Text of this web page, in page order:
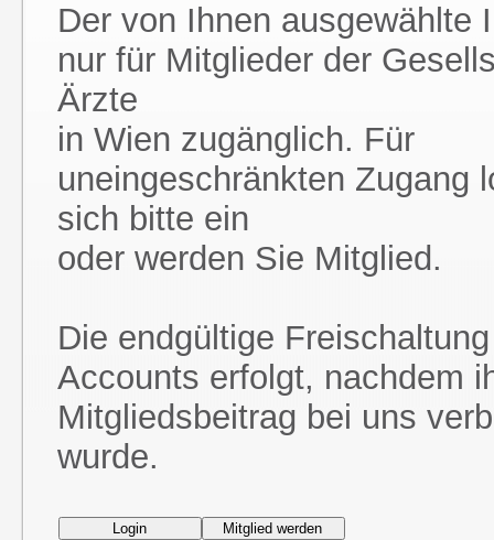
Der von Ihnen ausgewählte
nur für Mitglieder der
Ärzte
in Wien zugänglich. Für
uneingeschränkten Zugang
sich bitte ein
oder werden Sie Mitglied.
Die endgültige
Accounts erfolgt, nachdem
Mitgliedsbeitrag bei uns
wurde.